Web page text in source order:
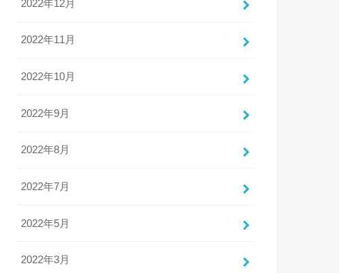
2022年12月
2022年11月
2022年10月
2022年9月
2022年8月
2022年7月
2022年5月
2022年3月